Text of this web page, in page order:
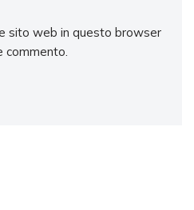
sito web in questo browser
commento.